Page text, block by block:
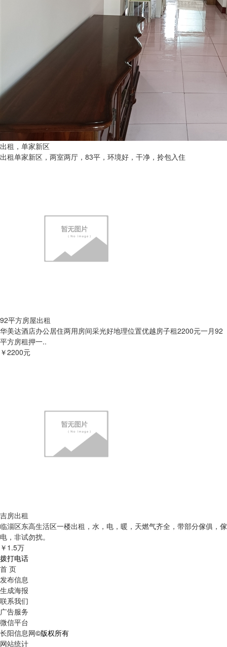
出租，单家新区
出租单家新区，两室两厅，83平，环境好，干净，拎包入住
92平方房屋出租
华美达酒店办公居住两用房间采光好地理位置优越房子租2200元一月92
平方房租押一..
￥2200元
吉房出租
临淄区东高生活区一楼出租，水，电，暖，天燃气齐全，带部分傢俱，傢
电，非试勿扰。
￥1.5万
拨打电话
首 页
发布信息
生成海报
联系我们
广告服务
微信平台
长阳信息网©版权所有
网站统计